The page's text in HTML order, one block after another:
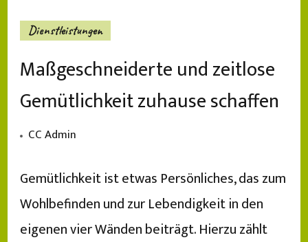
Dienstleistungen
Maßgeschneiderte und zeitlose
Gemütlichkeit zuhause schaffen
CC Admin
Gemütlichkeit ist etwas Persönliches, das zum
Wohlbefinden und zur Lebendigkeit in den
eigenen vier Wänden beiträgt. Hierzu zählt